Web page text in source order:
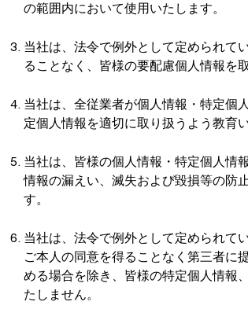
の範囲内において使用いたします。
当社は、法令で例外として定められて
ることなく、皆様の要配慮個人情報を
当社は、全従業者が個人情報・特定個
定個人情報を適切に取り扱うよう教育
当社は、皆様の個人情報・特定個人情
情報の漏えい、滅失および毀損等の防
す。
当社は、法令で例外として定められて
ご本人の同意を得ることなく第三者に
める場合を除き、皆様の特定個人情報
たしません。